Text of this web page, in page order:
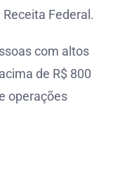
Federal.
com altos
de R$ 800
operações